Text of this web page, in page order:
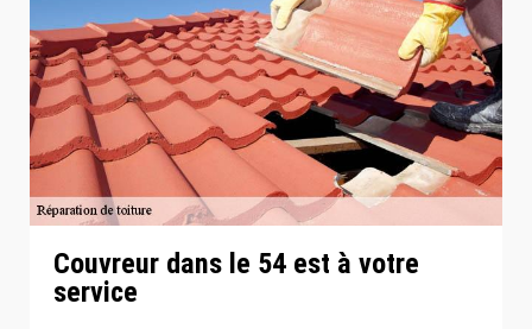
Couvreur dans le 54 est à votre
service